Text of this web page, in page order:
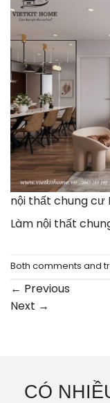
nội thất chung cư
Làm nội thất
Both comments and
← Previous
Next →
CÓ